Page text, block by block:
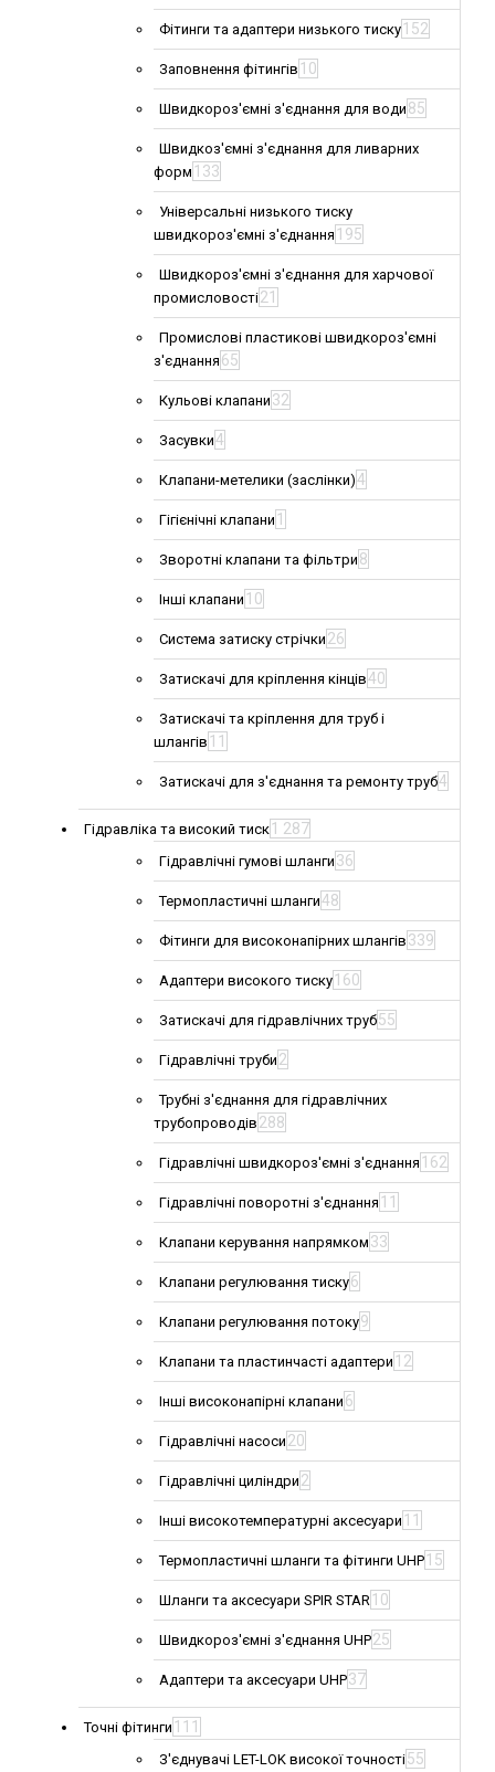
Фітинги та адаптери низького тиску 152
Заповнення фітингів 10
Швидкороз'ємні з'єднання для води 85
Швидкоз'ємні з'єднання для ливарних
форм 133
Універсальні низького тиску
швидкороз'ємні з'єднання 195
Швидкороз'ємні з'єднання для харчової
промисловості21
Промислові пластикові швидкороз'ємні
з'єднання 65
Кульові клапани 32
Засувки4
Клапани-метелики (заслінки)4
Гігієнічні клапани 1
Зворотні клапани та фільтри 8
Інші клапани 10
Система затиску стрічки 26
Затискачі для кріплення кінців40
Затискачі та кріплення для труб і
шлангів 11
Затискачі для з'єднання та ремонту труб4
Гідравліка та високий тиск 1 287
Гідравлічні гумові шланги 36
Термопластичні шланги48
Фітинги для високонапірних шлангів 339
Адаптери високого тиску 160
Затискачі для гідравлічних труб55
Гідравлічні труби 2
Трубні з'єднання для гідравлічних
трубопроводів 288
Гідравлічні швидкороз'ємні з'єднання 162
Гідравлічні поворотні з'єднання 11
Клапани керування напрямком 33
Клапани регулювання тиску6
Клапани регулювання потоку9
Клапани та пластинчасті адаптери 12
Інші високонапірні клапани 6
Гідравлічні насоси 20
Гідравлічні циліндри 2
Інші високотемпературні аксесуари 11
Термопластичні шланги та фітинги UHP 15
Шланги та аксесуари SPIR STAR 10
Швидкороз'ємні з'єднання UHP25
Адаптери та аксесуари UHP37
Точні фітинги 111
З'єднувачі LET-LOK високої точності55